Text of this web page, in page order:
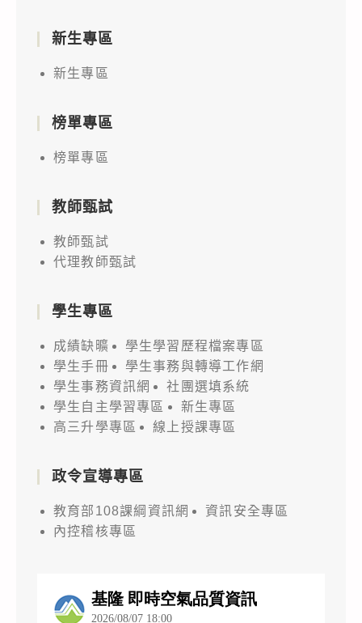
新生專區
新生專區
榜單專區
榜單專區
教師甄試
教師甄試
代理教師甄試
學生專區
成績缺曠
學生學習歷程檔案專區
學生手冊
學生事務與轉導工作網
學生事務資訊網
社團選填系統
學生自主學習專區
新生專區
高三升學專區
線上授課專區
政令宣導專區
教育部108課綱資訊網
資訊安全專區
內控稽核專區